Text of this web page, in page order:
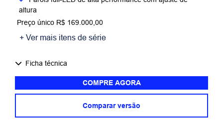
altura
Preço único R$ 169.000,00
+ Ver mais itens de série
Ficha técnica
COMPRE AGORA
Comparar versão